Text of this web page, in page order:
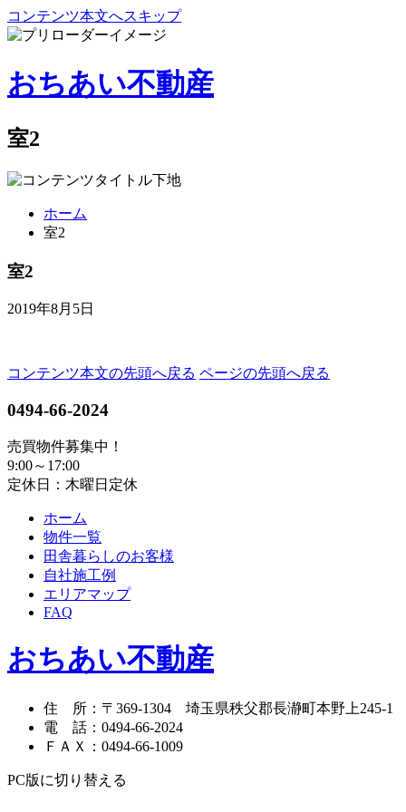
コンテンツ本文へスキップ
おちあい不動産
室2
ホーム
室2
室2
2019年8月5日
コンテンツ本文の先頭へ戻る ページの先頭へ戻る
0494-66-2024
売買物件募集中！
9:00～17:00
定休日：木曜日定休
ホーム
物件一覧
田舎暮らしのお客様
自社施工例
エリアマップ
FAQ
おちあい不動産
住 所 ： 〒369-1304 埼玉県秩父郡長瀞町本野上245-1
電 話 ： 0494-66-2024
ＦＡＸ
： 0494-66-1009
PC版に切り替える